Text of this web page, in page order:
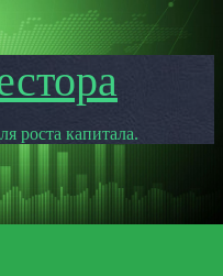
роста капитала.